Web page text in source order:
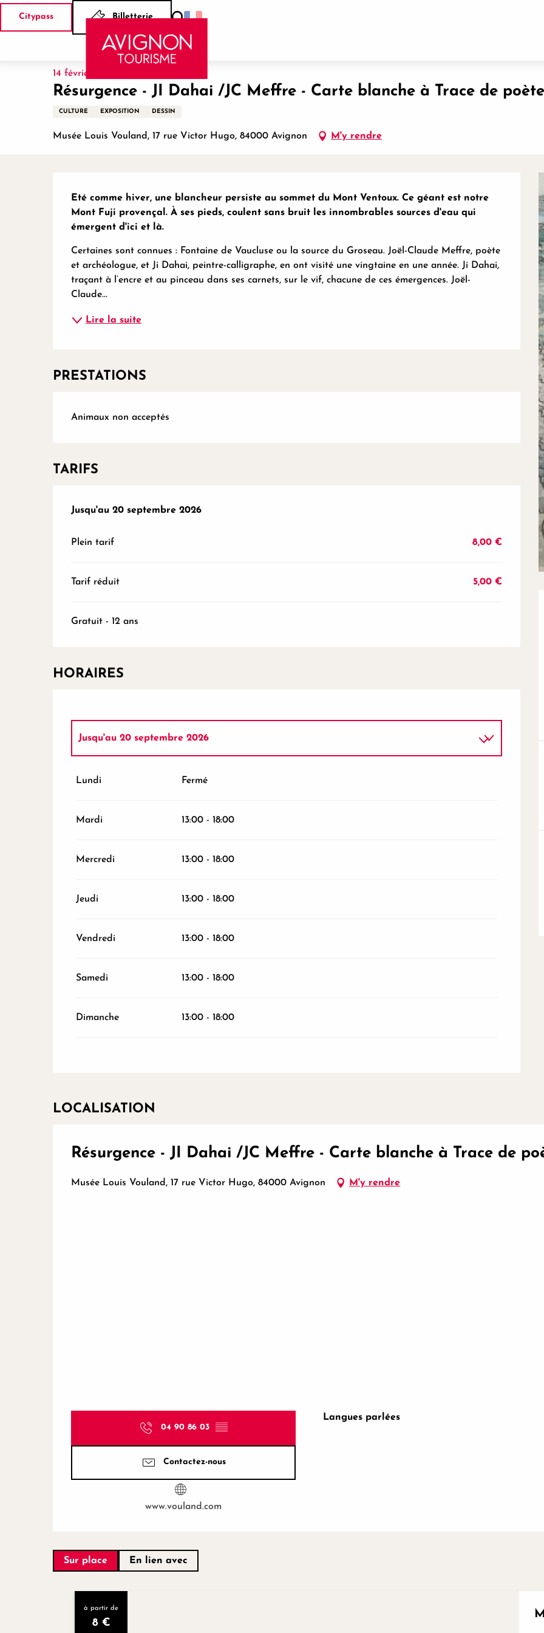
Aller
Citypass Billetterie
Recherche
Accueil Résurgence - JI Dahai /JC Meffre - Carte blanche à Trace de poète
14 février > 20 septembre
Résurgence - JI Dahai /JC Meffre - Carte blanche à Trace de poète
CULTURE EXPOSITION DESSIN
Musée Louis Vouland, 17 rue Victor Hugo, 84000 Avignon M'y rendre
Description
Eté comme hiver, une blancheur persiste au sommet du Mont Ventoux. Ce géant est notre
Mont Fuji provençal. À ses pieds, coulent sans bruit les innombrables sources d'eau qui
émergent d'ici et là.
Certaines sont connues : Fontaine de Vaucluse ou la source du Groseau. Joël-Claude Meffre, poète
et archéologue, et Ji Dahai, peintre-calligraphe, en ont visité une vingtaine en une année. Ji Dahai,
traçant à l’encre et au pinceau dans ses carnets, sur le vif, chacune de ces émergences. Joël-
Claude...
Lire la suite
PRESTATIONS
Animaux non acceptés
TARIFS
Du14 février 2026 au20 septembre 2026
Jusqu'au 20 septembre 2026
Plein tarif 8,00 €
Tarif réduit 5,00 €
Gratuit - 12 ans
HORAIRES
14 février 2026
Jusqu'au 20 septembre 2026
Lundi Fermé
Mardi 13:00 - 18:00
Mercredi 13:00 - 18:00
Jeudi 13:00 - 18:00
Vendredi 13:00 - 18:00
Samedi 13:00 - 18:00
Dimanche 13:00 - 18:00
LOCALISATION
Résurgence - JI Dahai /JC Meffre - Carte blanche à Trace de
Musée Louis Vouland, 17 rue Victor Hugo, 84000 Avignon M'y rendre
04 90 86 03 ▒▒
Contactez-nous
www.vouland.com
Langues parlées
Langues parlées
Sur place En lien avec
à partir de
8 €